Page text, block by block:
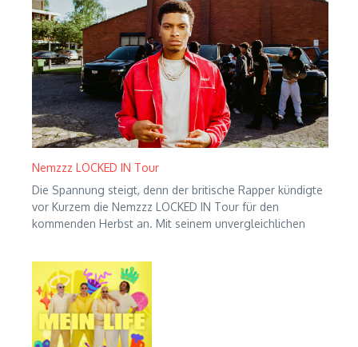
Nemzzz LOCKED IN Tour
Die Spannung steigt, denn der britische Rapper kündigte
vor Kurzem die Nemzzz LOCKED IN Tour für den
kommenden Herbst an. Mit seinem unvergleichlichen